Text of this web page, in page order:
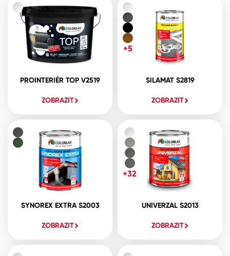
PROINTERIÉR TOP V2519
ZOBRAZIT
SILAMAT S2819
ZOBRAZIT
+5
SYNOREX EXTRA S2003
ZOBRAZIT
UNIVERZAL S2013
ZOBRAZIT
+32